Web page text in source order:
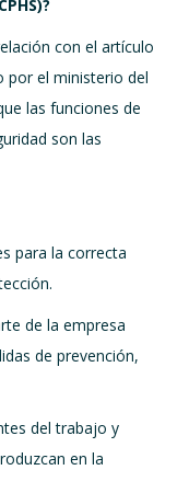
con el artículo
por el ministerio del
las funciones de
son las
para la correcta
de la empresa
de prevención,
del trabajo y
en la